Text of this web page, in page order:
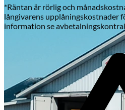
*Räntan är rörlig och
långivarens upplåningskostnader
information se